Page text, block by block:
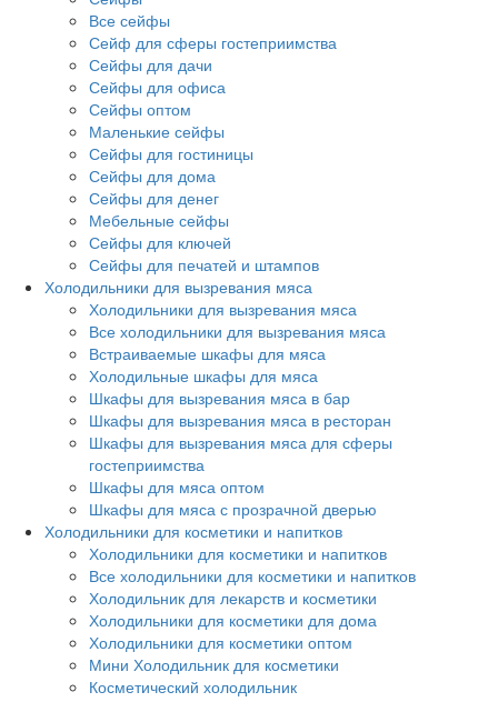
Все сейфы
Сейф для сферы гостеприимства
Сейфы для дачи
Сейфы для офиса
Сейфы оптом
Маленькие сейфы
Сейфы для гостиницы
Сейфы для дома
Сейфы для денег
Мебельные сейфы
Сейфы для ключей
Сейфы для печатей и штампов
Холодильники для вызревания мяса
Холодильники для вызревания мяса
Все холодильники для вызревания мяса
Встраиваемые шкафы для мяса
Холодильные шкафы для мяса
Шкафы для вызревания мяса в бар
Шкафы для вызревания мяса в ресторан
Шкафы для вызревания мяса для сферы
гостеприимства
Шкафы для мяса оптом
Шкафы для мяса с прозрачной дверью
Холодильники для косметики и напитков
Холодильники для косметики и напитков
Все холодильники для косметики и напитков
Холодильник для лекарств и косметики
Холодильники для косметики для дома
Холодильники для косметики оптом
Мини Холодильник для косметики
Косметический холодильник